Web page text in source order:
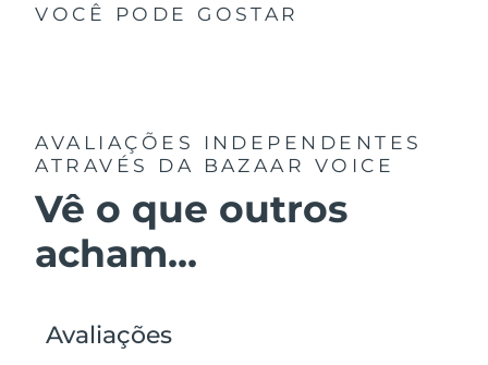
VOCÊ PODE GOSTAR
AVALIAÇÕES INDEPENDENTES
ATRAVÉS DA BAZAAR VOICE
Vê o que outros
acham...